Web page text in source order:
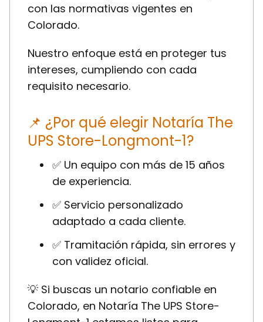
con las normativas vigentes en
Colorado.
Nuestro enfoque está en proteger tus
intereses, cumpliendo con cada
requisito necesario.
📌 ¿Por qué elegir Notaría The
UPS Store-Longmont-1?
✅ Un equipo con más de 15 años
de experiencia.
✅ Servicio personalizado
adaptado a cada cliente.
✅ Tramitación rápida, sin errores y
con validez oficial.
💡 Si buscas un notario confiable en
Colorado, en Notaría The UPS Store-